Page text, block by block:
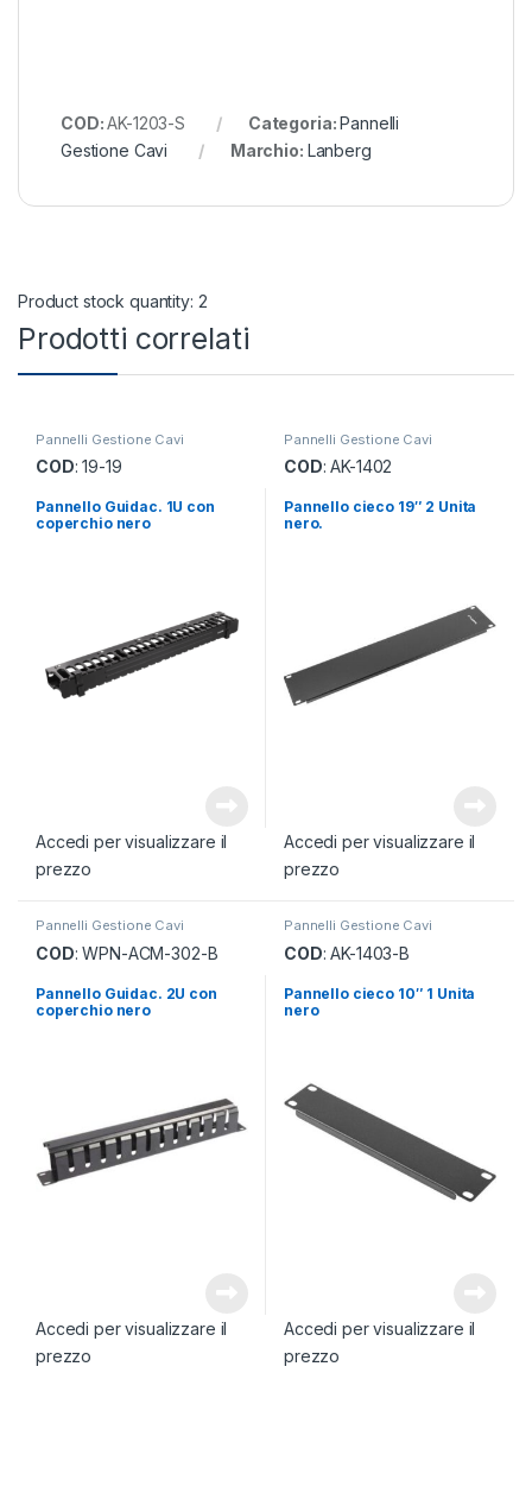
COD:AK-1203-S Categoria:Pannelli
Gestione Cavi
Marchio: Lanberg
Product stock quantity: 2
Prodotti correlati
Pannelli Gestione Cavi
COD: 19-19
Pannello Guidac. 1U con
coperchio nero
Accedi per visualizzare il
prezzo
Pannelli Gestione Cavi
COD: AK-1402
Pannello cieco 19″ 2 Unita
nero.
Accedi per visualizzare il
prezzo
Pannelli Gestione Cavi
COD: WPN-ACM-302-B
Pannello Guidac. 2U con
coperchio nero
Accedi per visualizzare il
prezzo
Pannelli Gestione Cavi
COD: AK-1403-B
Pannello cieco 10″ 1 Unita
nero
Accedi per visualizzare il
prezzo